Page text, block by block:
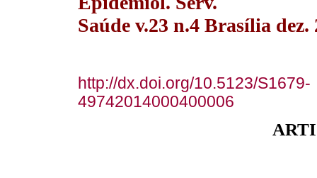
Saúde v.23 n.4 Brasília dez.
http://dx.doi.org/10.5123/S1679-
49742014000400006